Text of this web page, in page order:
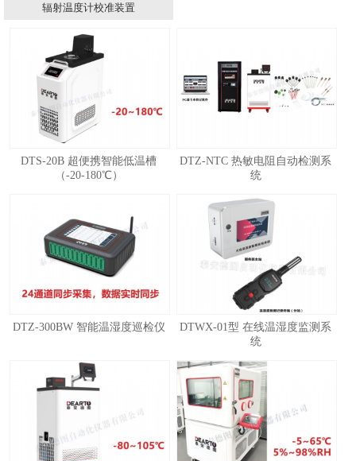
3 4
辐射温度计校准装置
DTS-20B 超便携智能低温槽
（-20-180℃）
DTZ-NTC 热敏电阻自动检测系
统
DTZ-300BW 智能温湿度巡检仪
DTWX-01型 在线温湿度监测系
统